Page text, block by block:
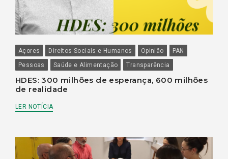
Açores Direitos Sociais e Humanos Opinião
PAN
Pessoas
Saúde e Alimentação Transparência
HDES: 300 milhões de esperança, 600 milhões
de realidade
LER NOTÍCIA